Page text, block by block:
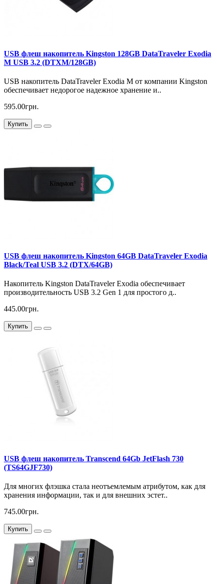
USB флеш накопитель Kingston 128GB DataTraveler Exodia
M USB 3.2 (DTXM/128GB)
USB накопитель DataTraveler Exodia M от компании Kingston
обеспечивает недорогое надежное хранение и..
595.00грн.
Купить
USB флеш накопитель Kingston 64GB DataTraveler Exodia
Black/Teal USB 3.2 (DTX/64GB)
Накопитель Kingston DataTraveler Exodia обеспечивает
производительность USB 3.2 Gen 1 для простого д..
445.00грн.
Купить
USB флеш накопитель Transcend 64Gb JetFlash 730
(TS64GJF730)
Для многих флэшка стала неотъемлемым атрибутом, как для
хранения информации, так и для внешних эстет..
745.00грн.
Купить